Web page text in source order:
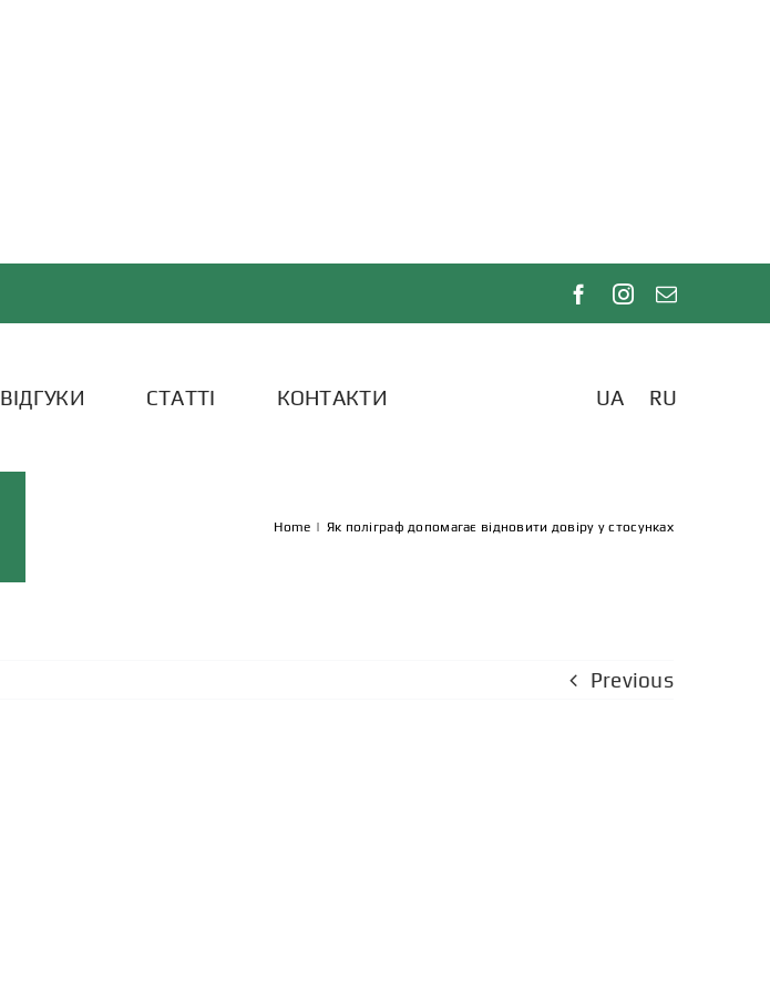
ВІДГУКИ СТАТТІ КОНТАКТИ UA RU
Home | Як поліграф допомагає відновити довіру у стосунках
Previous